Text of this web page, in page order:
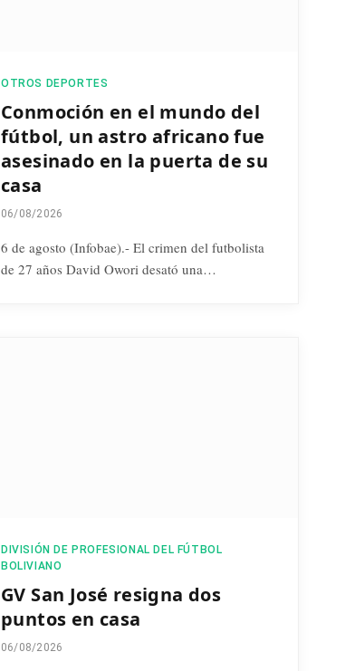
OTROS DEPORTES
Conmoción en el mundo del
fútbol, un astro africano fue
asesinado en la puerta de su
casa
06/08/2026
6 de agosto (Infobae).- El crimen del futbolista
de 27 años David Owori desató una…
DIVISIÓN DE PROFESIONAL DEL FÚTBOL
BOLIVIANO
GV San José resigna dos
puntos en casa
06/08/2026